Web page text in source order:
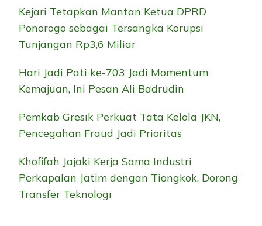
Kejari Tetapkan Mantan Ketua DPRD
Ponorogo sebagai Tersangka Korupsi
Tunjangan Rp3,6 Miliar
Hari Jadi Pati ke-703 Jadi Momentum
Kemajuan, Ini Pesan Ali Badrudin
Pemkab Gresik Perkuat Tata Kelola JKN,
Pencegahan Fraud Jadi Prioritas
Khofifah Jajaki Kerja Sama Industri
Perkapalan Jatim dengan Tiongkok, Dorong
Transfer Teknologi